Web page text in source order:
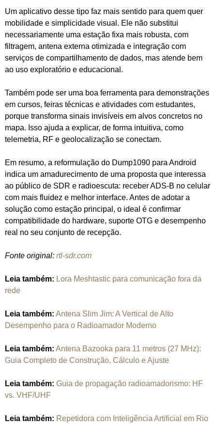
Um aplicativo desse tipo faz mais sentido para quem quer
mobilidade e simplicidade visual. Ele não substitui
necessariamente uma estação fixa mais robusta, com
filtragem, antena externa otimizada e integração com
serviços de compartilhamento de dados, mas atende bem
ao uso exploratório e educacional.
Também pode ser uma boa ferramenta para demonstrações
em cursos, feiras técnicas e atividades com estudantes,
porque transforma sinais invisíveis em alvos concretos no
mapa. Isso ajuda a explicar, de forma intuitiva, como
telemetria, RF e geolocalização se conectam.
Em resumo, a reformulação do Dump1090 para Android
indica um amadurecimento de uma proposta que interessa
ao público de SDR e radioescuta: receber ADS-B no celular
com mais fluidez e melhor interface. Antes de adotar a
solução como estação principal, o ideal é confirmar
compatibilidade do hardware, suporte OTG e desempenho
real no seu conjunto de recepção.
Fonte original: rtl-sdr.com
Leia também: Lora Meshtastic para comunicação fora da
rede
Leia também: Antena Slim Jim: A Vertical de Alto
Desempenho para o Radioamador Moderno
Leia também: Antena Bazooka para 11 metros (27 MHz):
Guia Completo de Construção, Cálculo e Ajuste
Leia também: Guia de propagação radioamadorismo: HF
vs. VHF/UHF
Leia também: Repetidora com Inteligência Artificial em Rio